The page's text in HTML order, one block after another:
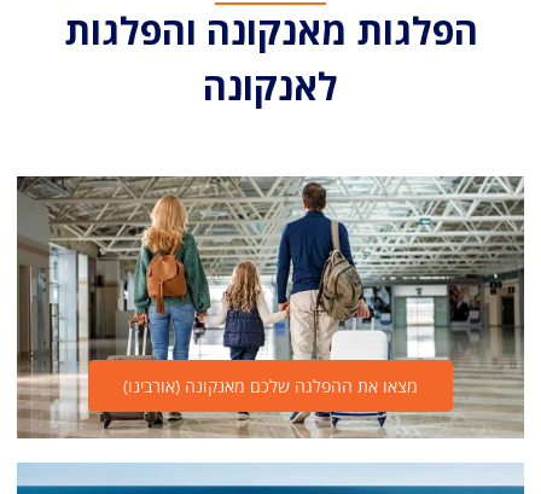
הפלגות מאנקונה והפלגות
לאנקונה
מצאו את ההפלגה שלכם מאנקונה (אורבינו)